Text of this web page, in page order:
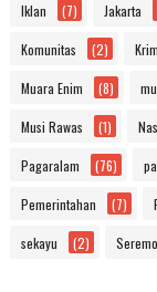
Iklan (7) Jakarta
Komunitas (2)
Muara Enim (8)
Musi Rawas (1)
Pagaralam (76)
Pemerintahan (7)
sekayu (2)